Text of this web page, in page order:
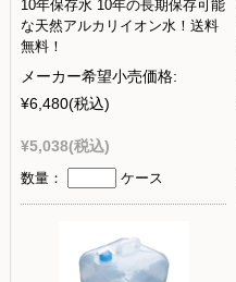
10年保存水 10年の長期保存可能
な天然アルカリイオン水！送料
無料！
メーカー希望小売価格:
¥6,480(税込)
¥5,038(税込)
数量： ケース